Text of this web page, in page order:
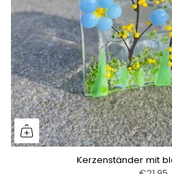
Kerzenständer mit